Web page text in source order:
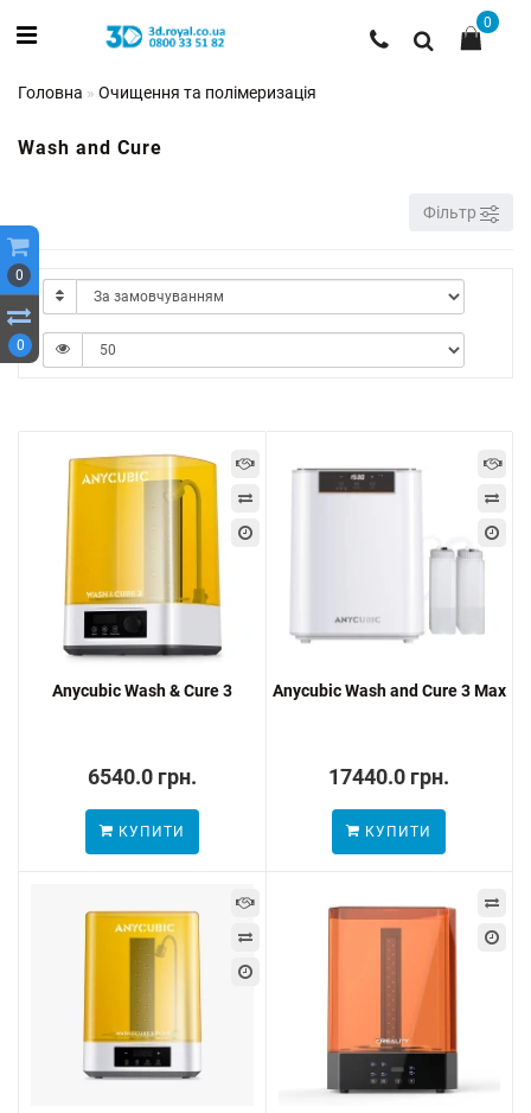
0
0
0
Головна Очищення та полімеризація
Wash and Cure
Фільтр
Anycubic Wash & Cure 3
6540.0 грн.
КУПИТИ
Anycubic Wash and Cure 3 Max
17440.0 грн.
КУПИТИ